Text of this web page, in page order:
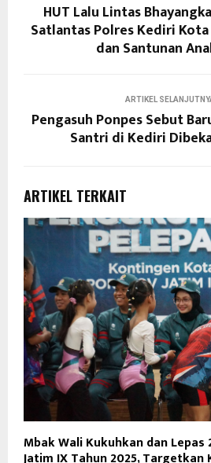
HUT Lalu Lintas
Satlantas Polres Kediri
dan Santunan
ARTIKEL
Pengasuh Ponpes Sebut
Santri di Kediri
ARTIKEL TERKAIT
Mbak Wali Kukuhkan dan
Jatim IX Tahun 2025, Targetkan